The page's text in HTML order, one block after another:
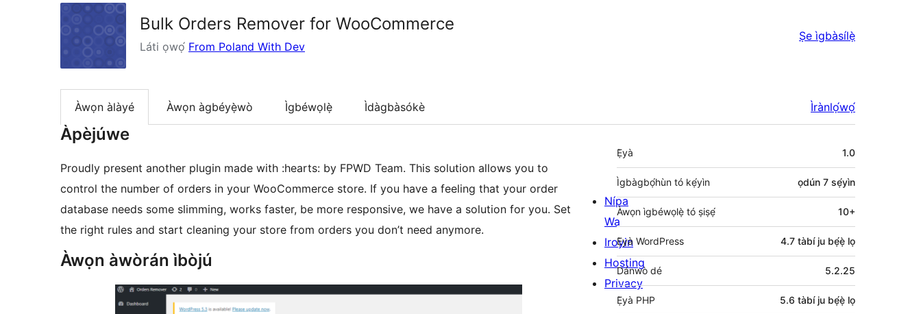
Bulk Orders Remover for WooCommerce
Láti ọwọ́ From Poland With Dev
Ṣe ìgbàsílẹ̀
Àwọn àlàyé Àwọn àgbéyẹ̀wò Ìgbéwọlẹ̀ Ìdàgbàsókè Ìrànlọ́wọ́
Àpèjúwe
Proudly present another plugin made with :hearts: by FPWD Team. This solution allows you to
control the number of orders in your WooCommerce store. If you have a feeling that your order
database needs some slimming, works faster, be more responsive, we have a solution for you. Set
the right rules and start cleaning your store from orders you don’t need anymore.
Àwọn àwòrán ìbòjú
Àkójọpọ̀
Meta
Ẹ̀yà 1.0
Ìgbàgbọ́hùn tó kẹ́yìn ọdún 7 sẹ́yìn
Àwọn ìgbéwọlẹ̀ tó ṣiṣẹ́ 10+
Ẹ̀yà WordPress 4.7 tàbí ju bẹ́ẹ̀ lọ
Dánwò dé 5.2.25
Ẹ̀yà PHP 5.6 tàbí ju bẹ́ẹ̀ lọ
Nípa
Wa
Iroyin
Hosting
Privacy